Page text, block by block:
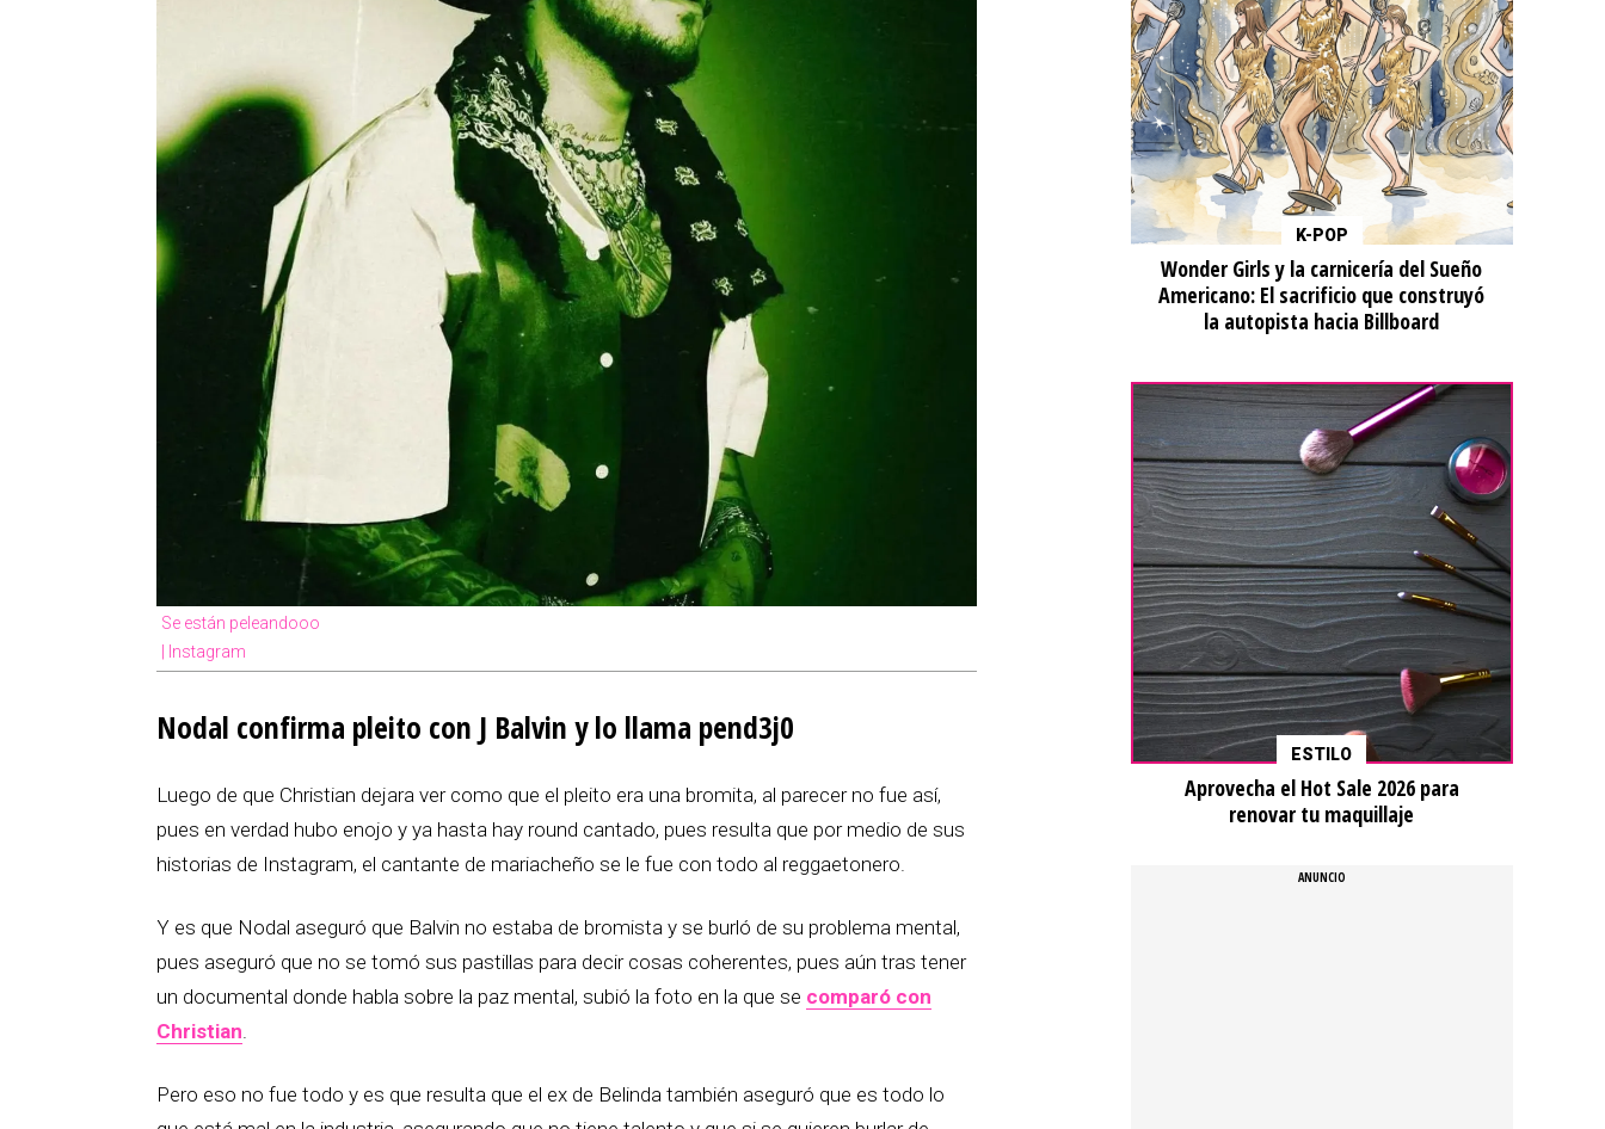
Se están peleandooo
| Instagram
Nodal confirma pleito con J Balvin y lo llama pend3j0
Luego de que Christian dejara ver como que el pleito era una bromita, al parecer no fue así,
pues en verdad hubo enojo y ya hasta hay round cantado, pues resulta que por medio de sus
historias de Instagram, el cantante de mariacheño se le fue con todo al reggaetonero.
Y es que Nodal aseguró que Balvin no estaba de bromista y se burló de su problema mental,
pues aseguró que no se tomó sus pastillas para decir cosas coherentes, pues aún tras tener
un documental donde habla sobre la paz mental, subió la foto en la que se comparó con
Christian.
Pero eso no fue todo y es que resulta que el ex de Belinda también aseguró que es todo lo
K-POP
Wonder Girls y la carnicería del Sueño
Americano: El sacrificio que construyó
la autopista hacia Billboard
ESTILO
Aprovecha el Hot Sale 2026 para
renovar tu maquillaje